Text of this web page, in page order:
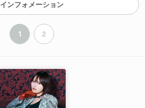
インフォメーション
1 2